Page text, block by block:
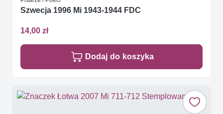
Szwecja 1996 Mi 1943-1944 FDC
14,00 zł
Dodaj do koszyka